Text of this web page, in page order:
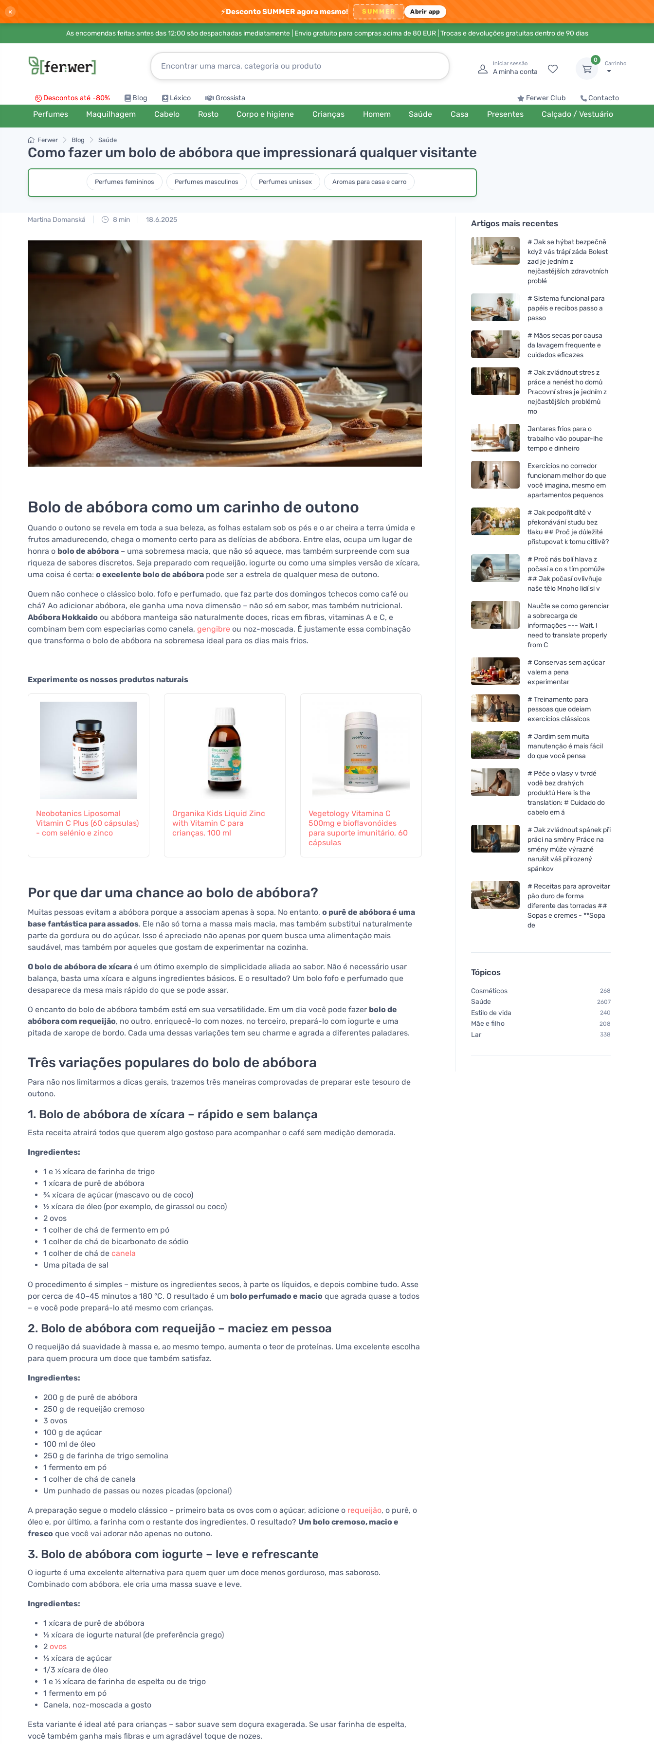
× ⚡Desconto SUMMER agora mesmo! SUMMER Abrir app
As encomendas feitas antes das 12:00 são despachadas imediatamente | Envio gratuito para compras acima de 80 EUR| Trocas e devoluções gratuitas dentro de 90 dias
Iniciar sessão
A minha conta
0
Carrinho
Descontos até -80% Blog Léxico Grossista Ferwer Club Contacto
Perfumes Maquilhagem Cabelo Rosto Corpo e higiene Crianças Homem Saúde Casa Presentes Calçado / Vestuário
Ferwer Blog Saúde
Como fazer um bolo de abóbora que impressionará qualquer visitante
Perfumes femininos Perfumes masculinos Perfumes unissex Aromas para casa e carro
Martina Domanská 8 min 18.6.2025
Bolo de abóbora como um carinho de outono
Quando o outono se revela em toda a sua beleza, as folhas estalam sob os pés e o ar cheira a terra úmida e
frutos amadurecendo, chega o momento certo para as delícias de abóbora. Entre elas, ocupa um lugar de
honra o bolo de abóbora – uma sobremesa macia, que não só aquece, mas também surpreende com sua
riqueza de sabores discretos. Seja preparado com requeijão, iogurte ou como uma simples versão de xícara,
uma coisa é certa: o excelente bolo de abóbora pode ser a estrela de qualquer mesa de outono.
Quem não conhece o clássico bolo, fofo e perfumado, que faz parte dos domingos tchecos como café ou
chá? Ao adicionar abóbora, ele ganha uma nova dimensão – não só em sabor, mas também nutricional.
Abóbora Hokkaido ou abóbora manteiga são naturalmente doces, ricas em fibras, vitaminas A e C, e
combinam bem com especiarias como canela, gengibre ou noz-moscada. É justamente essa combinação
que transforma o bolo de abóbora na sobremesa ideal para os dias mais frios.
Experimente os nossos produtos naturais
Neobotanics Liposomal
Vitamin C Plus (60 cápsulas)
- com selénio e zinco
Organika Kids Liquid Zinc
with Vitamin C para
crianças, 100 ml
Vegetology Vitamina C
500mg e bioflavonóides
para suporte imunitário, 60
cápsulas
Neobotanics Lipo C com
espinheiro-marinho (60
cápsulas) - forma altamente
vitamina D 60
Por que dar uma chance ao bolo de abóbora?
Muitas pessoas evitam a abóbora porque a associam apenas à sopa. No entanto, o purê de abóbora é uma
base fantástica para assados. Ele não só torna a massa mais macia, mas também substitui naturalmente
parte da gordura ou do açúcar. Isso é apreciado não apenas por quem busca uma alimentação mais
saudável, mas também por aqueles que gostam de experimentar na cozinha.
O bolo de abóbora de xícara é um ótimo exemplo de simplicidade aliada ao sabor. Não é necessário usar
balança, basta uma xícara e alguns ingredientes básicos. E o resultado? Um bolo fofo e perfumado que
desaparece da mesa mais rápido do que se pode assar.
O encanto do bolo de abóbora também está em sua versatilidade. Em um dia você pode fazer bolo de
abóbora com requeijão, no outro, enriquecê-lo com nozes, no terceiro, prepará-lo com iogurte e uma
pitada de xarope de bordo. Cada uma dessas variações tem seu charme e agrada a diferentes paladares.
Três variações populares do bolo de abóbora
Para não nos limitarmos a dicas gerais, trazemos três maneiras comprovadas de preparar este tesouro de
outono.
1. Bolo de abóbora de xícara – rápido e sem balança
Esta receita atrairá todos que querem algo gostoso para acompanhar o café sem medição demorada.
Ingredientes:
1 e ½ xícara de farinha de trigo
1 xícara de purê de abóbora
¾ xícara de açúcar (mascavo ou de coco)
½ xícara de óleo (por exemplo, de girassol ou coco)
2 ovos
1 colher de chá de fermento em pó
1 colher de chá de bicarbonato de sódio
1 colher de chá de canela
Uma pitada de sal
O procedimento é simples – misture os ingredientes secos, à parte os líquidos, e depois combine tudo. Asse
por cerca de 40–45 minutos a 180 °C. O resultado é um bolo perfumado e macio que agrada quase a todos
– e você pode prepará-lo até mesmo com crianças.
2. Bolo de abóbora com requeijão – maciez em pessoa
O requeijão dá suavidade à massa e, ao mesmo tempo, aumenta o teor de proteínas. Uma excelente escolha
para quem procura um doce que também satisfaz.
Ingredientes:
200 g de purê de abóbora
250 g de requeijão cremoso
3 ovos
100 g de açúcar
100 ml de óleo
250 g de farinha de trigo semolina
1 fermento em pó
1 colher de chá de canela
Um punhado de passas ou nozes picadas (opcional)
A preparação segue o modelo clássico – primeiro bata os ovos com o açúcar, adicione o requeijão, o purê, o
óleo e, por último, a farinha com o restante dos ingredientes. O resultado? Um bolo cremoso, macio e
fresco que você vai adorar não apenas no outono.
3. Bolo de abóbora com iogurte – leve e refrescante
O iogurte é uma excelente alternativa para quem quer um doce menos gorduroso, mas saboroso.
Combinado com abóbora, ele cria uma massa suave e leve.
Ingredientes:
1 xícara de purê de abóbora
½ xícara de iogurte natural (de preferência grego)
2 ovos
½ xícara de açúcar
1/3 xícara de óleo
1 e ½ xícara de farinha de espelta ou de trigo
1 fermento em pó
Canela, noz-moscada a gosto
Esta variante é ideal até para crianças – sabor suave sem doçura exagerada. Se usar farinha de espelta,
você também ganha mais fibras e um agradável toque de nozes.
Artigos mais recentes
# Jak se hýbat bezpečně
když vás trápí záda Bolest
zad je jedním z
nejčastějších zdravotních
problé
# Sistema funcional para
papéis e recibos passo a
passo
# Mãos secas por causa
da lavagem frequente e
cuidados eficazes
# Jak zvládnout stres z
práce a nenést ho domů
Pracovní stres je jedním z
nejčastějších problémů
mo
Jantares frios para o
trabalho vão poupar-lhe
tempo e dinheiro
Exercícios no corredor
funcionam melhor do que
você imagina, mesmo em
apartamentos pequenos
# Jak podpořit dítě v
překonávání studu bez
tlaku ## Proč je důležité
přistupovat k tomu citlivě?
# Proč nás bolí hlava z
počasí a co s tím pomůže
## Jak počasí ovlivňuje
naše tělo Mnoho lidí si v
Naučte se como gerenciar
a sobrecarga de
informações --- Wait, I
need to translate properly
from C
# Conservas sem açúcar
valem a pena
experimentar
# Treinamento para
pessoas que odeiam
exercícios clássicos
# Jardim sem muita
manutenção é mais fácil
do que você pensa
# Péče o vlasy v tvrdé
vodě bez drahých
produktů Here is the
translation: # Cuidado do
cabelo em á
# Jak zvládnout spánek při
práci na směny Práce na
směny může výrazně
narušit váš přirozený
spánkov
# Receitas para aproveitar
pão duro de forma
diferente das torradas ##
Sopas e cremes - **Sopa
de
Tópicos
Cosméticos 268
Saúde 2607
Estilo de vida 240
Mãe e filho 208
Lar 338